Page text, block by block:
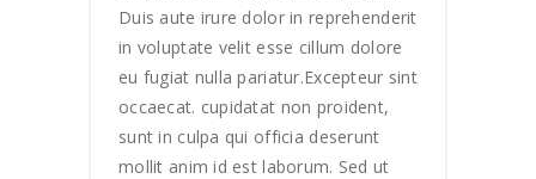
Duis aute irure dolor in reprehenderit
in voluptate velit esse cillum dolore
eu fugiat nulla pariatur.Excepteur sint
occaecat. cupidatat non proident,
sunt in culpa qui officia deserunt
mollit anim id est laborum. Sed ut